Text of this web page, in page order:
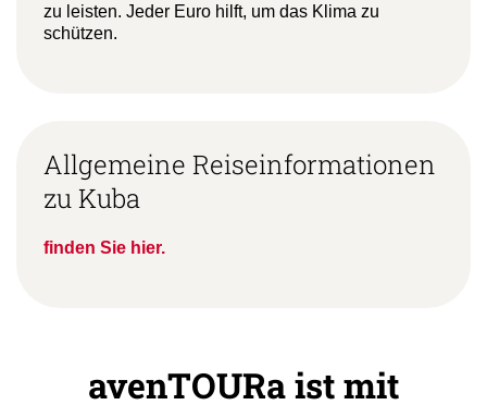
zu leisten. Jeder Euro hilft, um das Klima zu
schützen.
Allgemeine Reiseinformationen
zu Kuba
finden Sie hier.
avenTOURa ist mit